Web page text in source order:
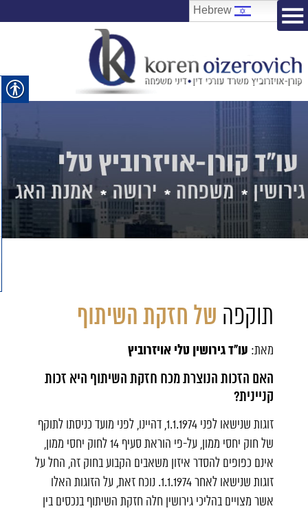
תוקפה של חזקת השיתוף
מאת: עו"ד גירושין טלי אויזרוביץ
האם הזכות הנוצרת מכח חזקת השיתוף היא זכות
קניינית?
זוגות שנישאו לפני 1.1.1974, דהיינו, לפני מועד כניסתו לתוקף
של חוק יחסי ממון, על-פי הוראת סעיף 14 לחוק יחסי ממון,
אינם כפופים להסדר איזון משאבים הקבוע בחוק זה, החל על
זוגות שנישאו לאחר 1.1.1974. נוכח זאת, על הזוגות האלו
אשר מצויים בהליכי גירושין חלה חזקת השיתוף בנכסים בין